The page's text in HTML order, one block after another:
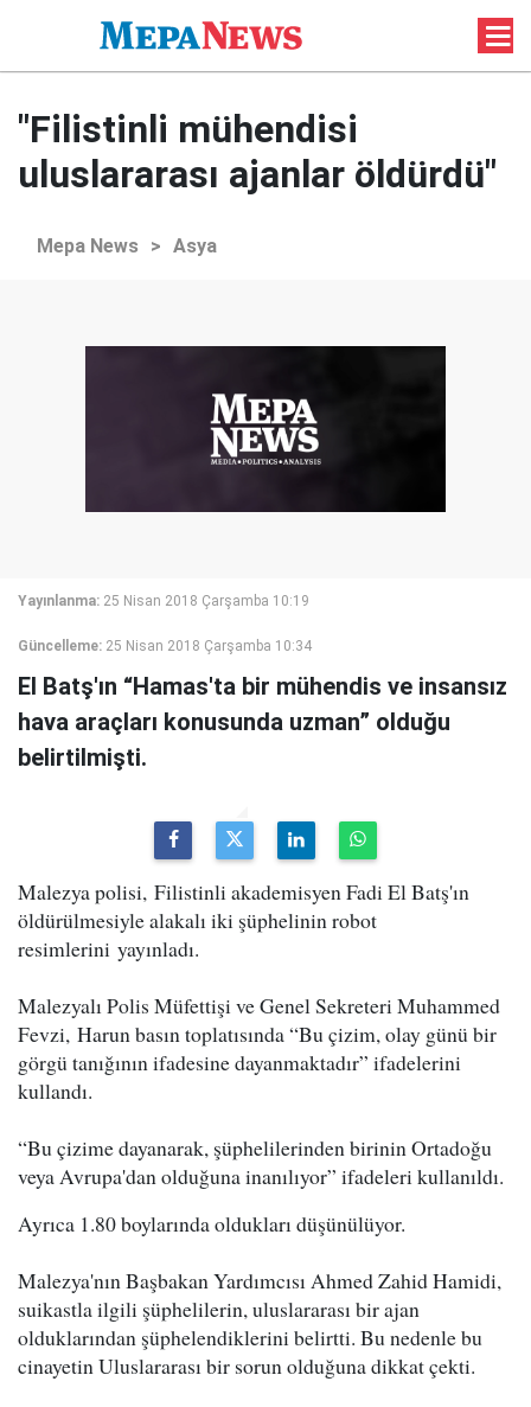
"Filistinli mühendisi
uluslararası ajanlar öldürdü"
Mepa News > Asya
Yayınlanma: 25 Nisan 2018 Çarşamba 10:19
Güncelleme: 25 Nisan 2018 Çarşamba 10:34
El Batş'ın “Hamas'ta bir mühendis ve insansız
hava araçları konusunda uzman” olduğu
belirtilmişti.
Malezya polisi, Filistinli akademisyen Fadi El Batş'ın
öldürülmesiyle alakalı iki şüphelinin robot
resimlerini yayınladı.
Malezyalı Polis Müfettişi ve Genel Sekreteri Muhammed
Fevzi, Harun basın toplatısında “Bu çizim, olay günü bir
görgü tanığının ifadesine dayanmaktadır” ifadelerini
kullandı.
“Bu çizime dayanarak, şüphelilerinden birinin Ortadoğu
veya Avrupa'dan olduğuna inanılıyor” ifadeleri kullanıldı.
Ayrıca 1.80 boylarında oldukları düşünülüyor.
Malezya'nın Başbakan Yardımcısı Ahmed Zahid Hamidi,
suikastla ilgili şüphelilerin, uluslararası bir ajan
olduklarından şüphelendiklerini belirtti. Bu nedenle bu
cinayetin Uluslararası bir sorun olduğuna dikkat çekti.